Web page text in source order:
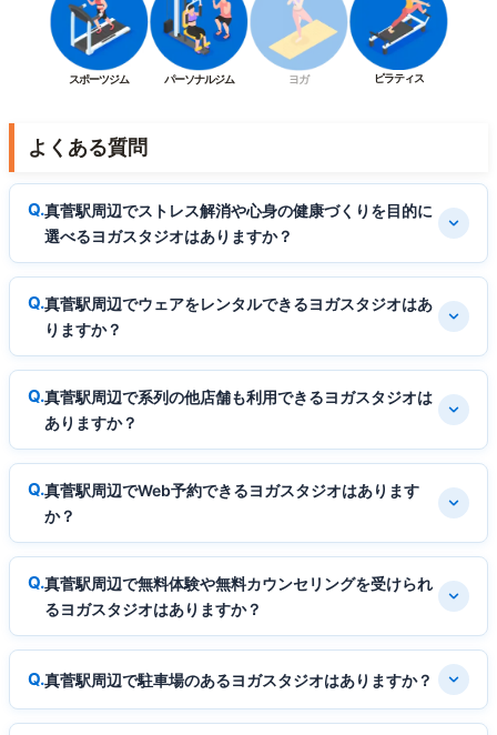
スポーツジム パーソナルジム ヨガ ピラティス
よくある質問
真菅駅周辺でストレス解消や心身の健康づくりを目的に
選べるヨガスタジオはありますか？
真菅駅周辺でウェアをレンタルできるヨガスタジオはあ
りますか？
真菅駅周辺で系列の他店舗も利用できるヨガスタジオは
ありますか？
真菅駅周辺でWeb予約できるヨガスタジオはあります
か？
真菅駅周辺で無料体験や無料カウンセリングを受けられ
るヨガスタジオはありますか？
真菅駅周辺で駐車場のあるヨガスタジオはありますか？